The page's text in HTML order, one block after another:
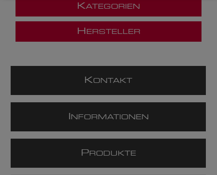
KATEGORIEN
H ERSTELLER
KONTAKT
NFORMATIONEN
P RODUKTE